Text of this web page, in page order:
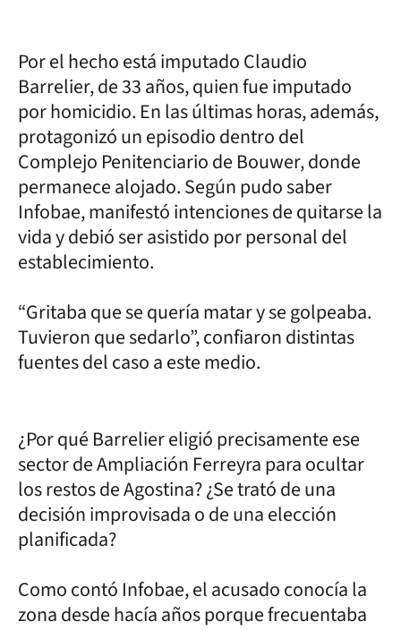
Por el hecho está imputado Claudio
Barrelier, de 33 años, quien fue imputado
por homicidio. En las últimas horas, además,
protagonizó un episodio dentro del
Complejo Penitenciario de Bouwer, donde
permanece alojado. Según pudo saber
Infobae, manifestó intenciones de quitarse la
vida y debió ser asistido por personal del
establecimiento.
“Gritaba que se quería matar y se golpeaba.
Tuvieron que sedarlo”, confiaron distintas
fuentes del caso a este medio.
¿Por qué Barrelier eligió precisamente ese
sector de Ampliación Ferreyra para ocultar
los restos de Agostina? ¿Se trató de una
decisión improvisada o de una elección
planificada?
Como contó Infobae, el acusado conocía la
zona desde hacía años porque frecuentaba